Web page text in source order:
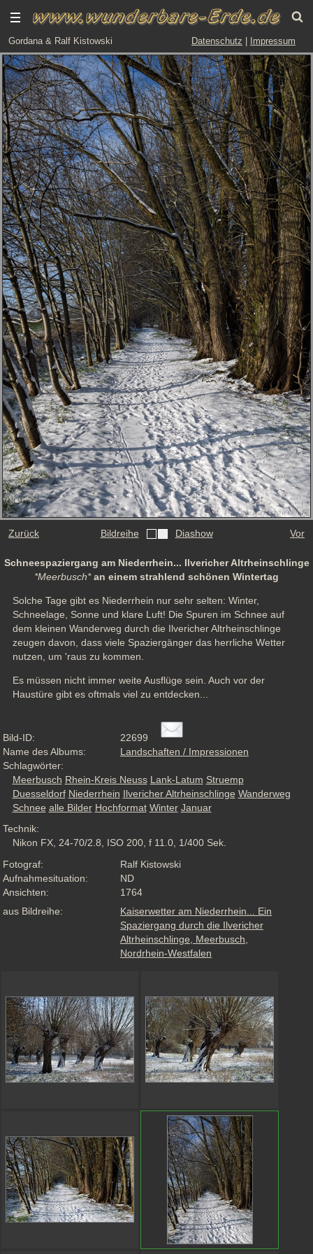
Gordana & Ralf Kistowski Datenschutz Impressum
Zurück Bildreihe Diashow Vor
Schneespaziergang am Niederrhein... Ilvericher Altrheinschlinge
*Meerbusch*an einem strahlend schönen Wintertag
Solche Tage gibt es Niederrhein nur sehr selten: Winter,
Schneelage, Sonne und klare Luft! Die Spuren im Schnee auf
dem kleinen Wanderweg durch die Ilvericher Altrheinschlinge
zeugen davon, dass viele Spaziergänger das herrliche Wetter
nutzen, um 'raus zu kommen.
Es müssen nicht immer weite Ausflüge sein. Auch vor der
Haustüre gibt es oftmals viel zu entdecken...
Bild-ID:
22699
Name des Albums:
Landschaften / Impressionen
Schlagwörter:
Meerbusch Rhein-Kreis Neuss Lank-Latum Struemp
Duesseldorf Niederrhein Ilvericher Altrheinschlinge Wanderweg
Schnee alle Bilder Hochformat Winter Januar
Technik:
Nikon FX, 24-70/2.8, ISO 200, f 11.0, 1/400 Sek.
Fotograf:
Ralf Kistowski
Aufnahmesituation:
ND
Ansichten:
1764
aus Bildreihe:
Kaiserwetter am Niederrhein... Ein
Spaziergang durch die Ilvericher
Altrheinschlinge, Meerbusch,
Nordrhein-Westfalen